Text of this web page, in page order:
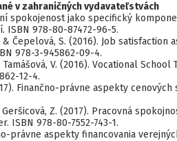
v zahraničných vydavateľstvách
spokojenost jako specifický
ISBN 978-80-87472-96-5.
& Čepelová, S. (2016). Job
978-3-945862-09-4.
Tamášová, V. (2016). Vocational
12-4.
Finančno-právne aspekty
Geršicová, Z. (2017). Pracovná
ISBN 978-80-7552-743-1.
právne aspekty financovania